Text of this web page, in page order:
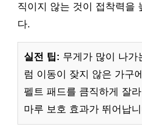
직이지 않는 것이 접착력을
다.
실전 팁: 무게가 많이 나가
럼 이동이 잦지 않은 가구
펠트 패드를 큼직하게 잘
마루 보호 효과가 뛰어납